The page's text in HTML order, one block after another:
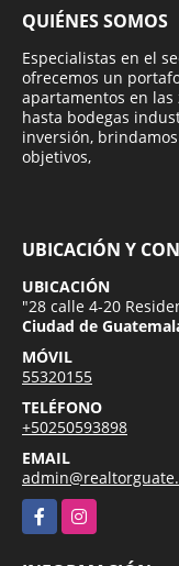
QUIÉNES SOMOS
Especialistas en el
ofrecemos un
apartamentos en las
hasta bodegas
inversión,
objetivos,
UBICACIÓN Y
UBICACIÓN
"28 calle 4-20
Ciudad de
MÓVIL
55320155
TELÉFONO
+50250593898
EMAIL
FacebookInstagram